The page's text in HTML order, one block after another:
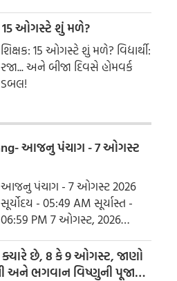
15 ઓગસ્ટે શું મળે?
શિક્ષક: 15 ઓગસ્ટે શું મળે? વિદ્યાર્થી:
રજા... અને બીજા દિવસે હોમવર્ક
ડબલ!
આજનુ પંચાગ - 7 ઓગસ્ટ
આજનુ પંચાગ - 7 ઓગસ્ટ 2026
સૂર્યોદય - 05:49 AM સૂર્યાસ્ત -
06:59 PM 7 ઓગસ્ટ, 2026
શુક્રવાર આષાઢ વદ નોમ - વિક્રમ
સંવત 2082
ક્યારે છે, 8 કે 9 ઓગસ્ટ, જાણો
અને ભગવાન વિષ્ણુની પૂજાનું